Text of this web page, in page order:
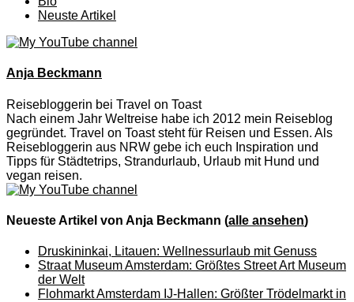
following
tabs
content
Neuste Artikel
Anja Beckmann
Reisebloggerin bei Travel on Toast
Nach einem Jahr Weltreise habe ich 2012 mein Reiseblog
gegründet. Travel on Toast steht für Reisen und Essen. Als
Reisebloggerin aus NRW gebe ich euch Inspiration und
Tipps für Städtetrips, Strandurlaub, Urlaub mit Hund und
vegan reisen.
Neueste Artikel von Anja Beckmann (alle ansehen)
Druskininkai, Litauen: Wellnessurlaub mit Genuss
Straat Museum Amsterdam: Größtes Street Art Museum
der Welt
Flohmarkt Amsterdam IJ-Hallen: Größter Trödelmarkt in